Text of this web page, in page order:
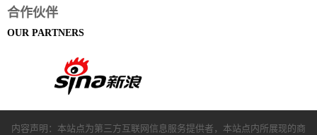
合作伙伴
OUR PARTNERS
内容声明：本站点为第三方互联网信息服务提供者，本站点内所展现的商